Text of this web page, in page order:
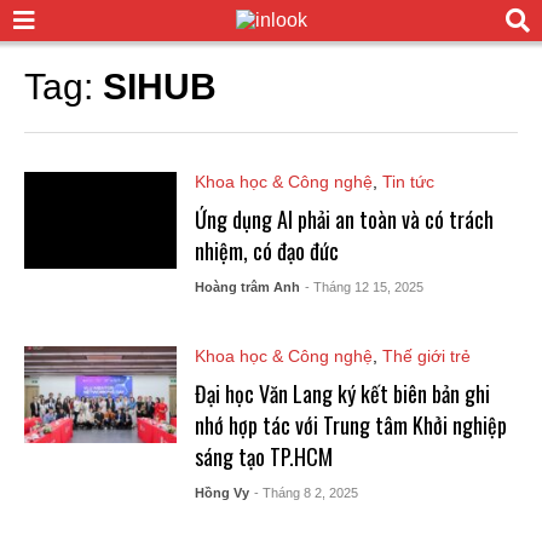
Tag: SIHUB
Khoa học & Công nghệ, Tin tức
Ứng dụng AI phải an toàn và có trách
nhiệm, có đạo đức
Hoàng trâm Anh - Tháng 12 15, 2025
Khoa học & Công nghệ, Thế giới trẻ
Đại học Văn Lang ký kết biên bản ghi
nhớ hợp tác với Trung tâm Khởi nghiệp
sáng tạo TP.HCM
Hồng Vy - Tháng 8 2, 2025